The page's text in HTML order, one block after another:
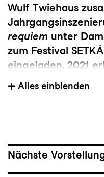
Wulf Twiehaus
requiem unter
zum Festival
eingeladen. 2021
der Armin Ziegler
Alles einblenden
Nächste